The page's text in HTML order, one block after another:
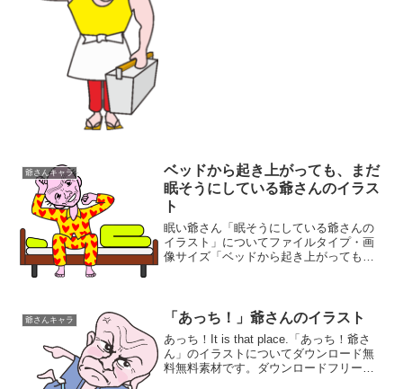
爺さんキャラ
ベッドから起き上がっても、まだ
眠そうにしている爺さんのイラス
ト
眠い爺さん「眠そうにしている爺さんの
イラスト」についてファイルタイプ・画
像サイズ「ベッドから起き上がっても、
プ:image/PNG...
爺さんキャラ 「あっち！」爺さんのイラスト
あっち！It is that place.「あっち！爺さ
ん」のイラストについてダウンロード無
料無料素材です。ダウンロードフリーで